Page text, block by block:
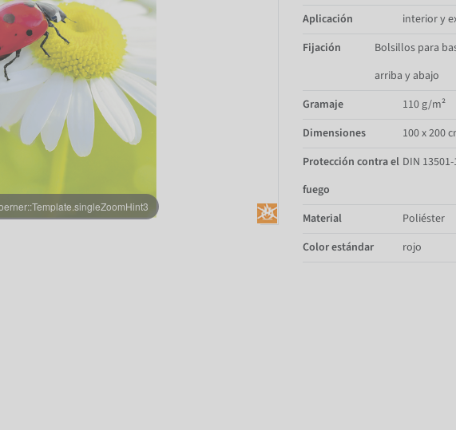
Aplicación
interior y
Fijación
Bolsillos para
arriba y abajo
Gramaje
110 g/m²
Dimensiones
100 x 200
Protección contra el
fuego
DIN 13501-
Material
Poliéster
Color estándar
rojo